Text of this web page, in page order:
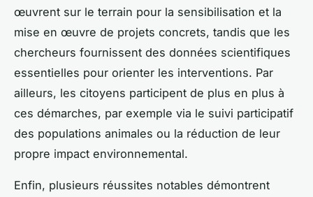
œuvrent sur le terrain pour la sensibilisation et la
mise en œuvre de projets concrets, tandis que les
chercheurs fournissent des données scientifiques
essentielles pour orienter les interventions. Par
ailleurs, les citoyens participent de plus en plus à
ces démarches, par exemple via le suivi participatif
des populations animales ou la réduction de leur
propre impact environnemental.
Enfin, plusieurs réussites notables démontrent